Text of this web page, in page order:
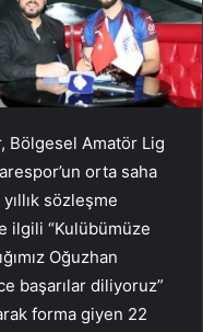
Bölgesel Amatör Lig
orta saha
sözleşme
ilgili “Kulübümüze
Oğuzhan
başarılar diliyoruz”
forma giyen 22